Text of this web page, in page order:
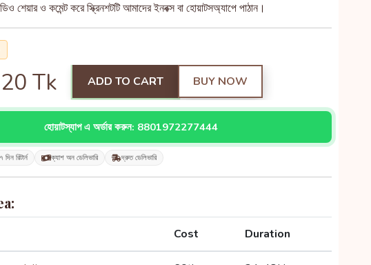
শেয়ার ও কমেন্ট করে স্ক্রিনশটটি আমাদের ইনবক্স বা হোয়াটসঅ্যাপে পাঠান।
Tk ADD TO CART BUY NOW
হোয়াটস্যাপ এ অর্ডার করুন: 8801972277444
৭ দিন রিটার্ন ক্যাশ অন ডেলিভারি দ্রুত ডেলিভারি
Cost Duration